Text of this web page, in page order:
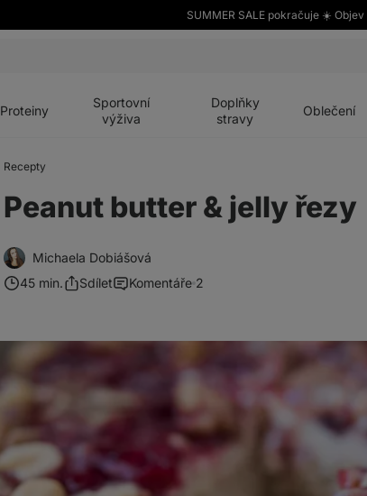
SUMMER SALE pokračuje ☀️
Proteiny
Sportovní
výživa
Doplňky
stravy
Oblečení
Recepty
Peanut butter & jelly řezy
Michaela Dobiášová
45 min.
Sdílet Komentáře 2